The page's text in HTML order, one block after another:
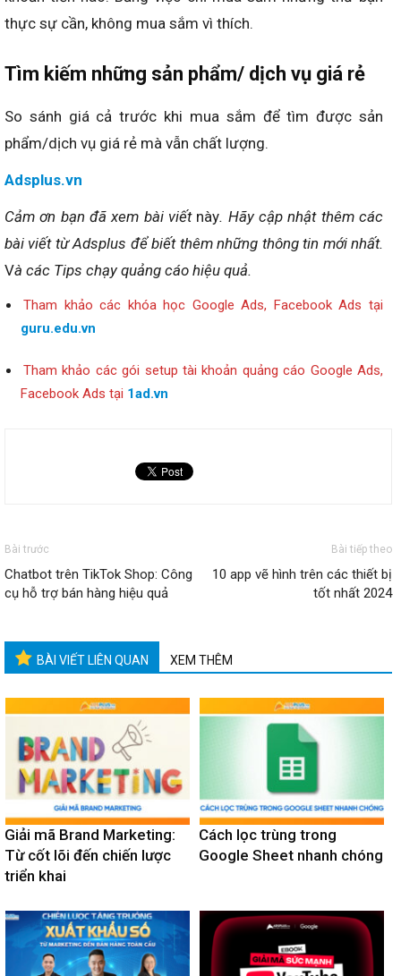
thực sự cần, không mua sắm vì thích.
Tìm kiếm những sản phẩm/ dịch vụ giá rẻ
So sánh giá cả trước khi mua sắm để tìm được sản
phẩm/dịch vụ giá rẻ mà vẫn chất lượng.
Adsplus.vn
Cảm ơn bạn đã xem bài viết này. Hãy cập nhật thêm các
bài viết từ Adsplus để biết thêm những thông tin mới nhất.
Và các Tips chạy quảng cáo hiệu quả.
Tham khảo các khóa học Google Ads, Facebook Ads tại
guru.edu.vn
Tham khảo các gói setup tài khoản quảng cáo Google Ads,
Facebook Ads tại 1ad.vn
Bài trước
Chatbot trên TikTok Shop: Công
cụ hỗ trợ bán hàng hiệu quả
Bài tiếp theo
10 app vẽ hình trên các thiết bị
tốt nhất 2024
BÀI VIẾT LIÊN QUAN XEM THÊM
Giải mã Brand Marketing:
Từ cốt lõi đến chiến lược
triển khai
Cách lọc trùng trong
Google Sheet nhanh chóng